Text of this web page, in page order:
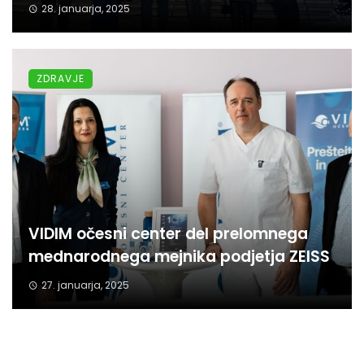
28. januarja, 2025
VIDIM očesni center del prelomnega
mednarodnega mejnika podjetja ZEISS
27. januarja, 2025
ZDRAVJE